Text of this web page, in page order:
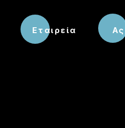
Εταιρεία